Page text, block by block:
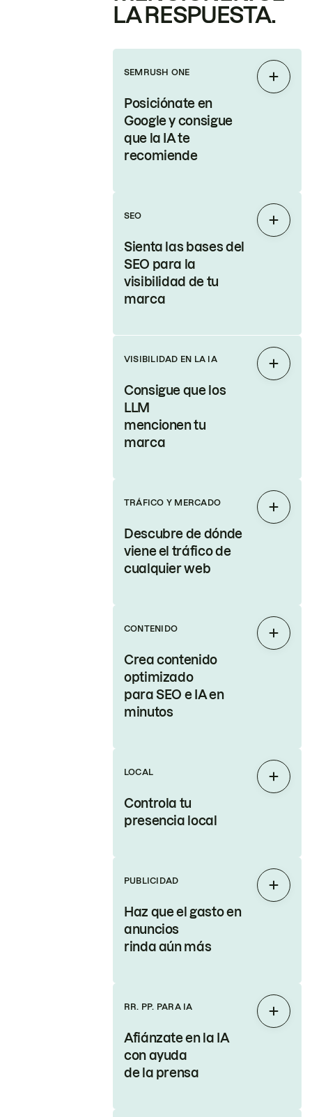
LA RESPUESTA.
SEMRUSH ONE
Posiciónate en
Google y consigue
que la IA te
recomiende
SEO
Sienta las bases del
SEO para la
visibilidad de tu
marca
VISIBILIDAD EN LA IA
Consigue que los
LLM
mencionen tu
marca
TRÁFICO Y MERCADO
Descubre de dónde
viene el tráfico de
cualquier web
CONTENIDO
Crea contenido
optimizado
para SEO e IA en
minutos
LOCAL
Controla tu
presencia local
PUBLICIDAD
Haz que el gasto en
anuncios
rinda aún más
RR. PP. PARA IA
Afiánzate en la IA
con ayuda
de la prensa